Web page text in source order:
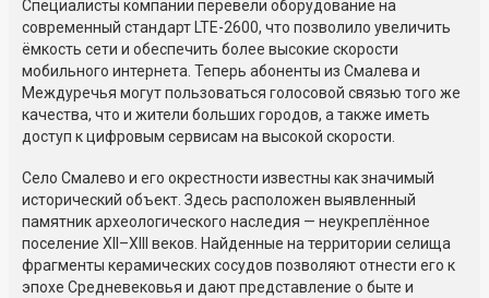
Специалисты компании перевели оборудование на
современный стандарт LTE-2600, что позволило увеличить
ёмкость сети и обеспечить более высокие скорости
мобильного интернета. Теперь абоненты из Смалева и
Междуречья могут пользоваться голосовой связью того же
качества, что и жители больших городов, а также иметь
доступ к цифровым сервисам на высокой скорости.
Село Смалево и его окрестности известны как значимый
исторический объект. Здесь расположен выявленный
памятник археологического наследия — неукреплённое
поселение XII–XIII веков. Найденные на территории селища
фрагменты керамических сосудов позволяют отнести его к
эпохе Средневековья и дают представление о быте и